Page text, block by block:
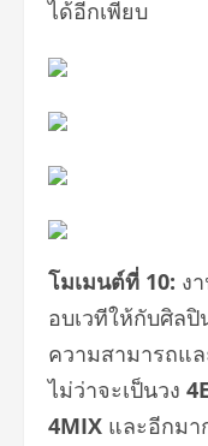
ได้อีกเพียบ
โมเมนต์ที่ 10: ง
อบเวทีให้กับศิลปิ
ความสามารถแ
ไม่ว่าจะเป็นวง
4MIX และอีกมา